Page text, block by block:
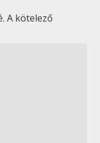
A kötelező